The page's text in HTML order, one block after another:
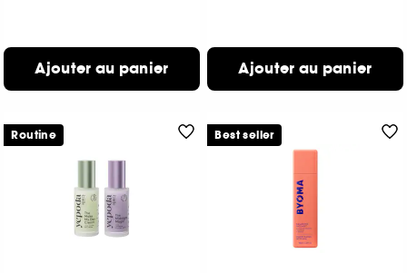
Ajouter au panier Ajouter au panier
Routine Best seller